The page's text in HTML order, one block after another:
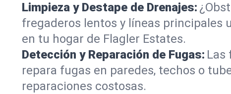
Limpieza y Destape de Drenajes:
fregaderos lentos y líneas principales
en tu hogar de Flagler Estates.
Detección y Reparación de Fugas: Las
repara fugas en paredes, techos o
reparaciones costosas.